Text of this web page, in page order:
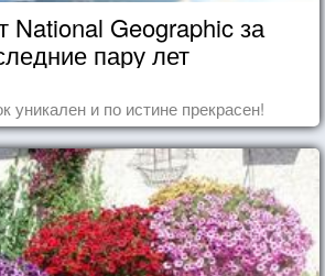
National Geographic за
пару лет
уникален и по истине прекрасен!